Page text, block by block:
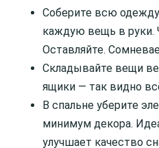
Соберите всю
каждую вещь в руки.
Оставляйте.
Складывайте вещи
ящики — так видно
В спальне уберите
минимум декора.
улучшает качество